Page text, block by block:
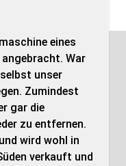
eines
War
unser
Zumindest
gar die
zu entfernen.
wird wohl in
verkauft und